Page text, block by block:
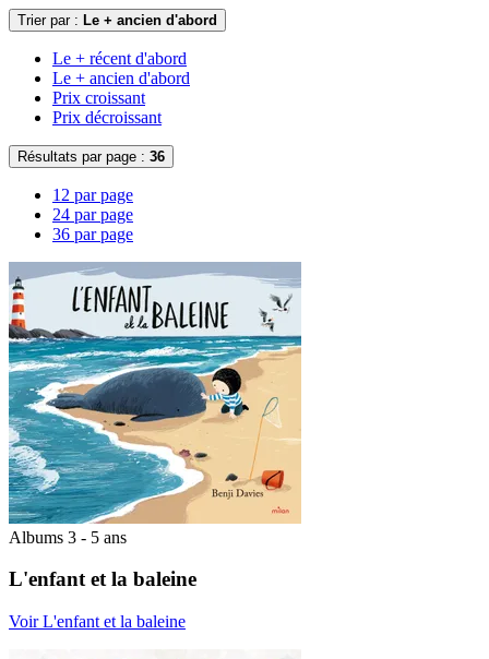
Trier par : Le + ancien d'abord
Le + récent d'abord
Le + ancien d'abord
Prix croissant
Prix décroissant
Résultats par page : 36
12 par page
24 par page
36 par page
Albums 3 - 5 ans
L'enfant et la baleine
Voir L'enfant et la baleine